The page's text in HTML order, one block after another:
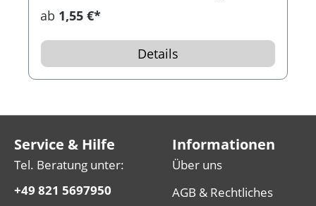
ab 1,55 €*
Details
Service & Hilfe
Tel. Beratung unter:
+49 821 5697950
Informationen
Über uns
AGB & Rechtliches